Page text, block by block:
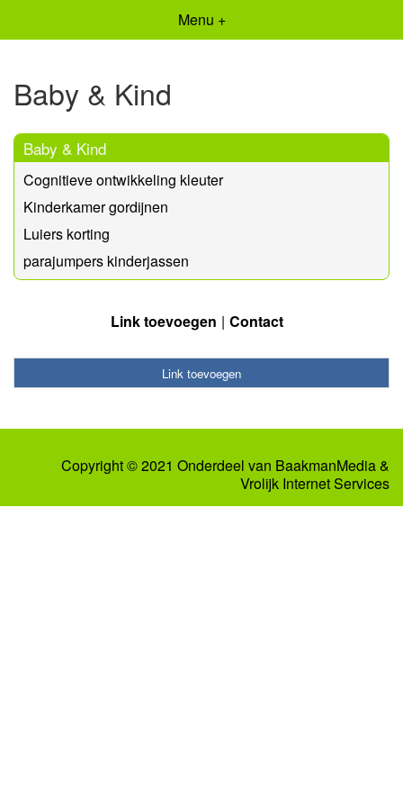
Menu +
Baby & Kind
Baby & Kind
Cognitieve ontwikkeling kleuter
Kinderkamer gordijnen
Luiers korting
parajumpers kinderjassen
Link toevoegen Contact
Link toevoegen
Copyright © 2021 Onderdeel van BaakmanMedia&
Vrolijk Internet Services